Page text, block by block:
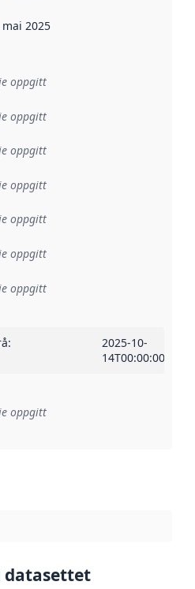
mai 2025
oppgitt
oppgitt
oppgitt
oppgitt
oppgitt
oppgitt
oppgitt
:
2025-10-
14T00:00:00Z
til ei implementeringsregel eller
oppgitt
datasettet